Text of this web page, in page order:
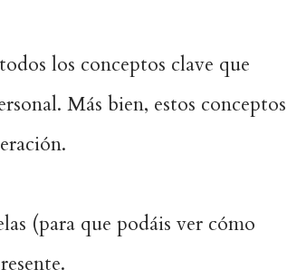
los conceptos clave que
Más bien, estos conceptos
(para que podáis ver cómo